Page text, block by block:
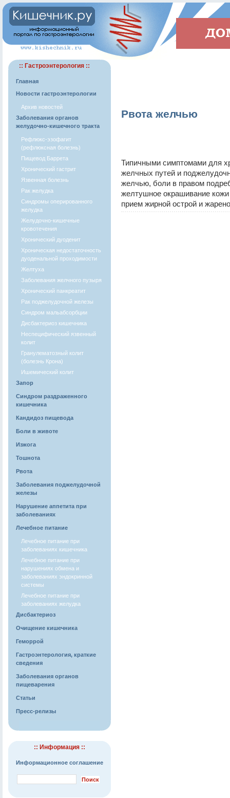
:: Гастроэнтерология ::
Главная
Новости гастроэнтерологии
Архив новостей
Заболевания органов
желудочно-кишечного тракта
Рефлюкс-эзофагит
(рефлюксная болезнь)
Пищевод Баррета
Хронический гастрит
Язвенная болезнь
Рак желудка
Синдромы оперированного
желудка
Желудочно-кишечные
кровотечения
Хронический дуоденит
Хроническая недостаточность
дуоденальной проходимости
Желтуха
Заболевания желчного пузыря
Хронический панкреатит
Рак поджелудочной железы
Синдром мальабсорбции
Дисбактериоз кишечника
Неспецифический язвенный
колит
Гранулематозный колит
(болезнь Крона)
Ишемический колит
Запор
Синдром раздраженного
кишечника
Кандидоз пищевода
Боли в животе
Изжога
Тошнота
Рвота
Заболевания поджелудочной
железы
Нарушение аппетита при
заболеваниях
Лечебное питание
Лечебное питание при
заболеваниях кишечника
Лечебное питание при
нарушениях обмена и
заболеваниях эндокринной
системы
Лечебное питание при
заболеваниях желудка
Дисбактериоз
Очищение кишечника
Геморрой
Гастроэнтерология, краткие
сведения
Заболевания органов
пищеварения
Статьи
Пресс-релизы
:: Информация ::
Информационное соглашение
Рвота желчью
Типичными симптомами для
желчных путей и
желчью, боли в правом
желтушное окрашивание кожи
прием жирной острой и